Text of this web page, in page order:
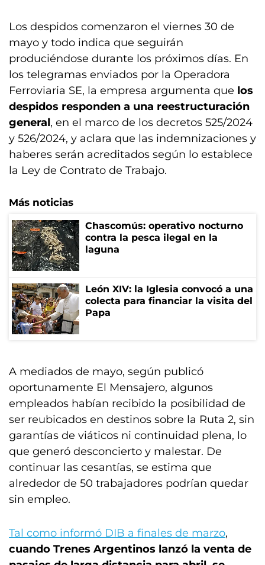
Los despidos comenzaron el viernes 30 de
mayo y todo indica que seguirán
produciéndose durante los próximos días. En
los telegramas enviados por la Operadora
Ferroviaria SE, la empresa argumenta que los
despidos responden a una reestructuración
general, en el marco de los decretos 525/2024
y 526/2024, y aclara que las indemnizaciones y
haberes serán acreditados según lo establece
la Ley de Contrato de Trabajo.
Más noticias
Chascomús: operativo nocturno
contra la pesca ilegal en la
laguna
León XIV: la Iglesia convocó a una
colecta para financiar la visita del
Papa
A mediados de mayo, según publicó
oportunamente El Mensajero, algunos
empleados habían recibido la posibilidad de
ser reubicados en destinos sobre la Ruta 2, sin
garantías de viáticos ni continuidad plena, lo
que generó desconcierto y malestar. De
continuar las cesantías, se estima que
alrededor de 50 trabajadores podrían quedar
sin empleo.
Tal como informó DIB a finales de marzo,
cuando Trenes Argentinos lanzó la venta de